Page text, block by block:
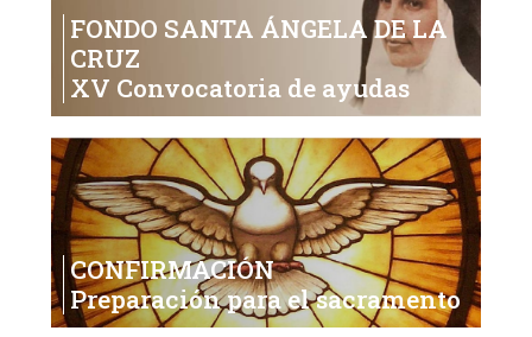
FONDO SANTA ÁNGELA DE LA
CRUZ
XV Convocatoria de ayudas
CONFIRMACIÓN
Preparación para el sacramento